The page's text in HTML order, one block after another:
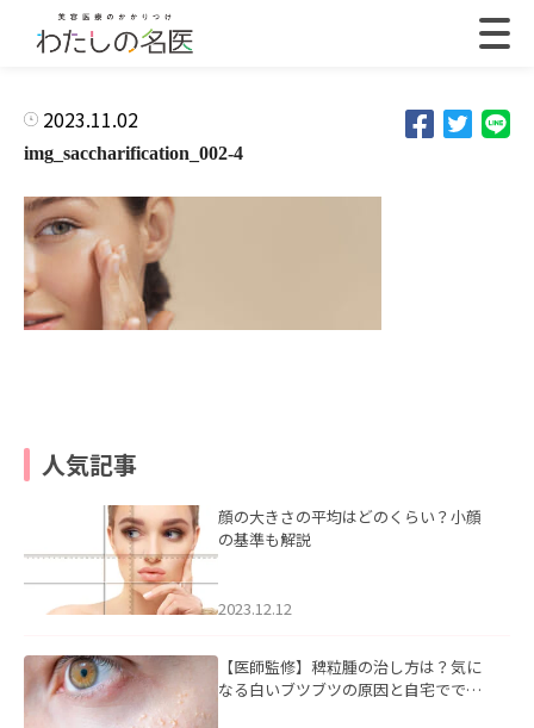
2023.11.02
img_saccharification_002-4
人気記事
顔の大きさの平均はどのくらい？小顔
の基準も解説
2023.12.12
【医師監修】稗粒腫の治し方は？気に
なる白いブツブツの原因と自宅ででき